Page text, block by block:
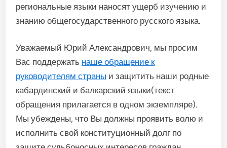
региональные языки наносят ущерб изучению и
знанию общегосударственного русского языка.
Уважаемый Юрий Александрович, мы просим
Вас поддержать наше обращение к
руководителям страны и защитить наши родные
кабардинский и балкарский языки(текст
обращения прилагается в одном экземпляре).
Мы убеждены, что Вы должны проявить волю и
исполнить свой конституционный долг по